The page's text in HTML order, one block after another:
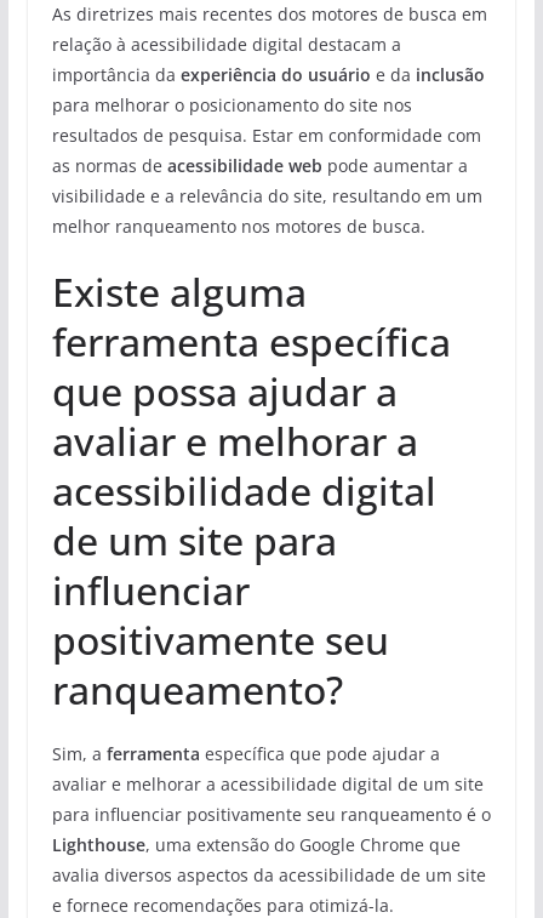
As diretrizes mais recentes dos motores de busca em
relação à acessibilidade digital destacam a
importância da experiência do usuário e da inclusão
para melhorar o posicionamento do site nos
resultados de pesquisa. Estar em conformidade com
as normas de acessibilidade web pode aumentar a
visibilidade e a relevância do site, resultando em um
melhor ranqueamento nos motores de busca.
Existe alguma
ferramenta específica
que possa ajudar a
avaliar e melhorar a
acessibilidade digital
de um site para
influenciar
positivamente seu
ranqueamento?
Sim, a ferramenta específica que pode ajudar a
avaliar e melhorar a acessibilidade digital de um site
para influenciar positivamente seu ranqueamento é o
Lighthouse, uma extensão do Google Chrome que
avalia diversos aspectos da acessibilidade de um site
e fornece recomendações para otimizá-la.